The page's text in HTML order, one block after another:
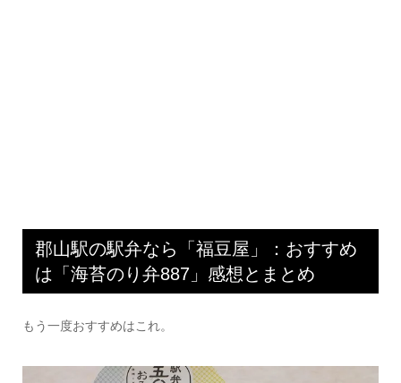
郡山駅の駅弁なら「福豆屋」：おすすめ
は「海苔のり弁887」感想とまとめ
もう一度おすすめはこれ。